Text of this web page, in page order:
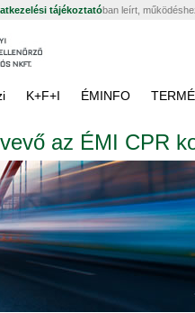
tájékoztatóban leírt,
K+F+I ÉMINFO
az ÉMI CPR